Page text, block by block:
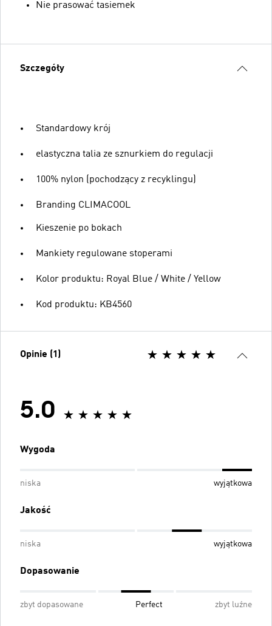
Nie prasować tasiemek
Szczegóły
Standardowy krój
elastyczna talia ze sznurkiem do regulacji
100% nylon (pochodzący z recyklingu)
Branding CLIMACOOL
Kieszenie po bokach
Mankiety regulowane stoperami
Kolor produktu: Royal Blue / White / Yellow
Kod produktu: KB4560
Opinie (1)
5.0
Wygoda
niska wyjątkowa
Jakość
niska wyjątkowa
Dopasowanie
zbyt dopasowane Perfect zbyt luźne